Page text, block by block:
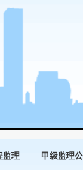
监理 甲级监理